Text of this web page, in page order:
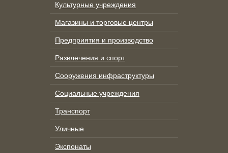
Культурные учреждения
Магазины и торговые центры
Предприятия и производство
Развлечения и спорт
Сооружения инфраструктуры
Социальные учреждения
Транспорт
Уличные
Экспонаты